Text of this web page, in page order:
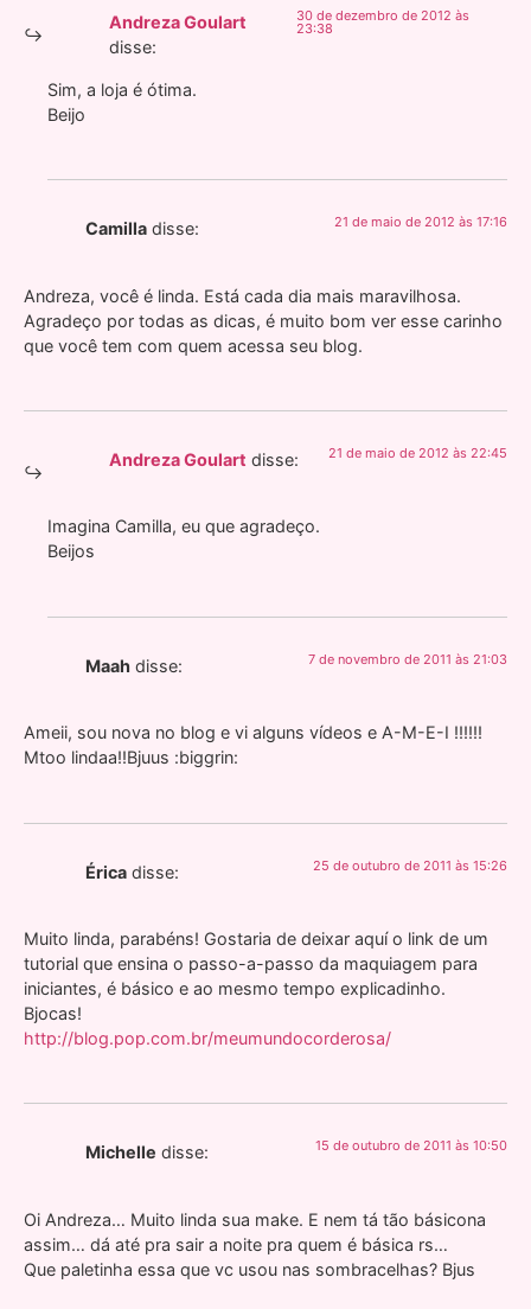
Andreza Goulart
disse:
30 de dezembro de 2012 às
23:38
Sim, a loja é ótima.
Beijo
Camilla disse: 21 de maio de 2012 às 17:16
Andreza, você é linda. Está cada dia mais maravilhosa.
Agradeço por todas as dicas, é muito bom ver esse carinho
que você tem com quem acessa seu blog.
Andreza Goulart disse: 21 de maio de 2012 às 22:45
Imagina Camilla, eu que agradeço.
Beijos
Maah disse: 7 de novembro de 2011 às 21:03
Ameii, sou nova no blog e vi alguns vídeos e A-M-E-I !!!!!!
Mtoo lindaa!!Bjuus :biggrin:
Érica disse: 25 de outubro de 2011 às 15:26
Muito linda, parabéns! Gostaria de deixar aquí o link de um
tutorial que ensina o passo-a-passo da maquiagem para
iniciantes, é básico e ao mesmo tempo explicadinho.
Bjocas!
http://blog.pop.com.br/meumundocorderosa/
Michelle disse: 15 de outubro de 2011 às 10:50
Oi Andreza… Muito linda sua make. E nem tá tão básicona
assim… dá até pra sair a noite pra quem é básica rs…
Que paletinha essa que vc usou nas sombracelhas? Bjus